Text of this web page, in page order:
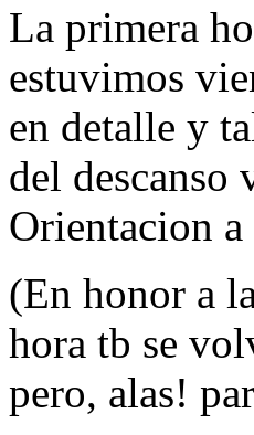
La primera
estuvimos
en detalle y
del descanso
Orientacion
(En honor a
hora tb se
pero, alas!